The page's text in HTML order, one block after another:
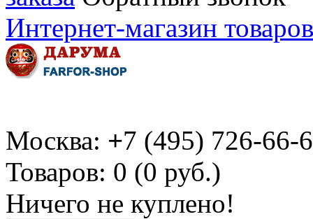
Интернет-магазин
Москва: +7 (495) 726-66-
Товаров: 0 (0 руб.)
Ничего не куплено!